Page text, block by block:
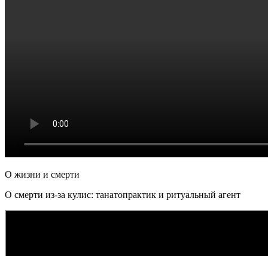
О жизни и смерти
О смерти из-за кулис: танатопрактик и ритуальный агент